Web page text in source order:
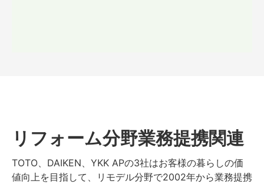
リフォーム分野業務提携関連
TOTO、DAIKEN、YKK APの3社はお客様の暮らしの価
値向上を目指して、リモデル分野で2002年から業務提携